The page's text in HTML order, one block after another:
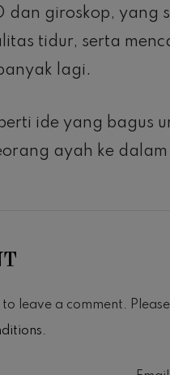
dan giroskop, yang
tidur, serta
lagi.
ide yang bagus
ayah ke
leave a comment.
.